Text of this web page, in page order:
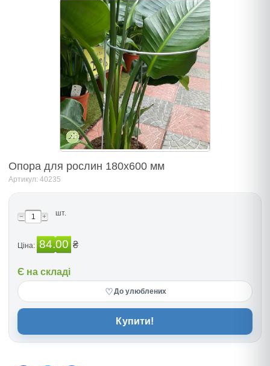
Опора для рослин 180x600 мм
Артикул: 40235
шт.
Ціна: 84.00 ₴
Є на складі
♡До улюблених
Купити!